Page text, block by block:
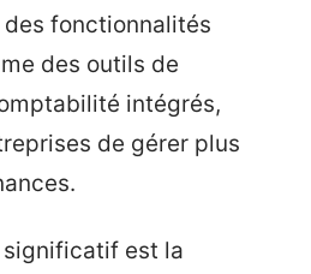
fonctionnalités
des outils de
intégrés,
de gérer plus
est la